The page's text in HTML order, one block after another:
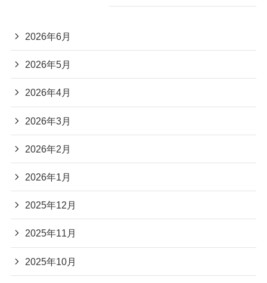
2026年6月
2026年5月
2026年4月
2026年3月
2026年2月
2026年1月
2025年12月
2025年11月
2025年10月